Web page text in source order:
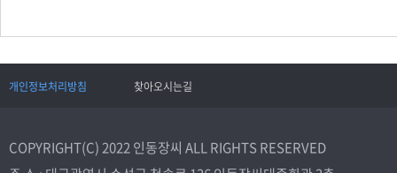
개인정보처리방침 찾아오시는길
COPYRIGHT(C) 2022 인동장씨 ALL RIGHTS RESERVED